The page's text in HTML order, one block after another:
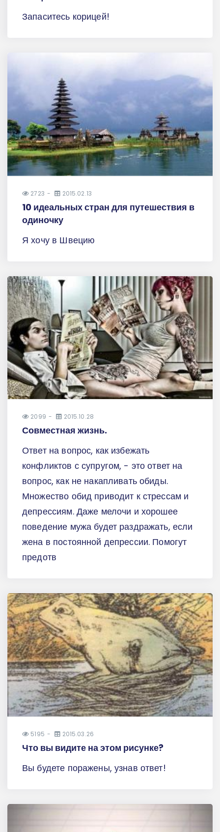
Запаситесь корицей!
2723 2015.02.13
10 идеальных стран для путешествия в
одиночку
Я хочу в Швецию
2099 2015.10.28
Совместная жизнь.
Ответ на вопрос, как избежать
конфликтов с супругом, - это ответ на
вопрос, как не накапливать обиды.
Множество обид приводит к стрессам и
депрессиям. Даже мелочи и хорошее
поведение мужа будет раздражать, если
жена в постоянной депрессии. Помогут
предотв
5195 2015.03.26
Что вы видите на этом рисунке?
Вы будете поражены, узнав ответ!